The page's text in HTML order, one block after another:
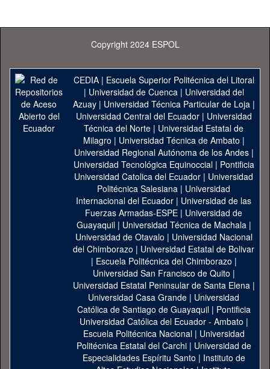
Copyright 2024 ESPOL
CEDIA| Escuela Superior Politécnica del Litoral
| Universidad de Cuenca| Universidad del
Azuay| Universidad Técnica Particular de Loja|
Universidad Central del Ecuador| Universidad
Técnica del Norte | Universidad Estatal de
Milagro | Universidad Técnica de Ambato |
Universidad Regional Autónoma de los Andes|
Universidad Tecnológica Equinoccial| Pontificia
Universidad Catolica del Ecuador | Universidad
Politécnica Salesiana | Universidad
Internacional del Ecuador | Universidad de las
Fuerzas Armadas-ESPE | Universidad de
Guayaquil| Universidad Técnica de Machala|
Universidad de Otavalo | Universidad Nacional
del Chimborazo | Universidad Estatal de Bolivar
| Escuela Politécnica del Chimborazo |
Universidad San Francisco de Quito |
Universidad Estatal Peninsular de Santa Elena|
Universidad Casa Grande | Universidad
Católica de Santiago de Guayaquil| Pontificia
Universidad Católica del Ecuador - Ambato |
Escuela Politécnica Nacional| Universidad
Politécnica Estatal del Carchi| Universidad de
Especialidades Espíritu Santo | Instituto de